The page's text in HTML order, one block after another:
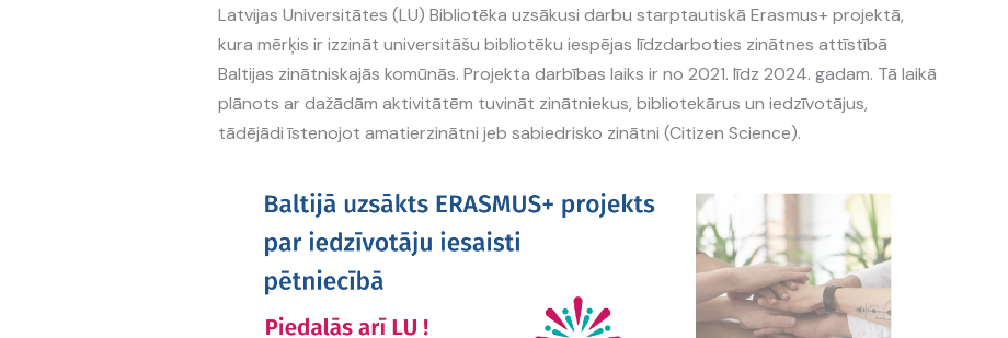
Latvijas Universitātes (LU) Bibliotēka uzsākusi darbu starptautiskā Erasmus+ projektā,
kura mērķis ir izzināt universitāšu bibliotēku iespējas līdzdarboties zinātnes attīstībā
Baltijas zinātniskajās komūnās. Projekta darbības laiks ir no 2021. līdz 2024. gadam. Tā laikā
plānots ar dažādām aktivitātēm tuvināt zinātniekus, bibliotekārus un iedzīvotājus,
tādējādi īstenojot amatierzinātni jeb sabiedrisko zinātni (Citizen Science).